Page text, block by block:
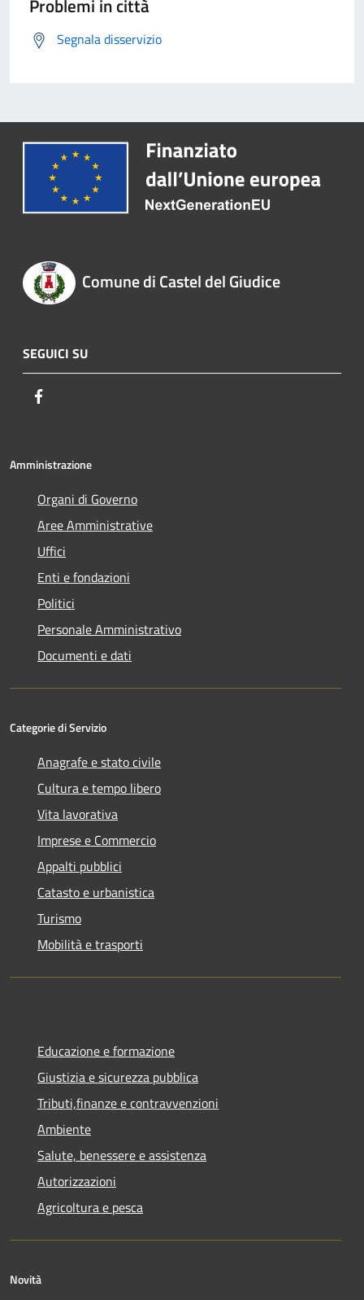
Problemi in città
Segnala disservizio
Comune di Castel del Giudice
SEGUICI SU
Amministrazione
Organi di Governo
Aree Amministrative
Uffici
Enti e fondazioni
Politici
Personale Amministrativo
Documenti e dati
Categorie di Servizio
Anagrafe e stato civile
Cultura e tempo libero
Vita lavorativa
Imprese e Commercio
Appalti pubblici
Catasto e urbanistica
Turismo
Mobilità e trasporti
Educazione e formazione
Giustizia e sicurezza pubblica
Tributi,finanze e contravvenzioni
Ambiente
Salute, benessere e assistenza
Autorizzazioni
Agricoltura e pesca
Novità